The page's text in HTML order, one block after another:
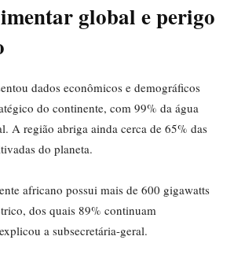
global e perigo
dados econômicos e demográficos
do continente, com 99% da água
A região abriga ainda cerca de 65% das
do planeta.
africano possui mais de 600 gigawatts
dos quais 89% continuam
a subsecretária-geral.